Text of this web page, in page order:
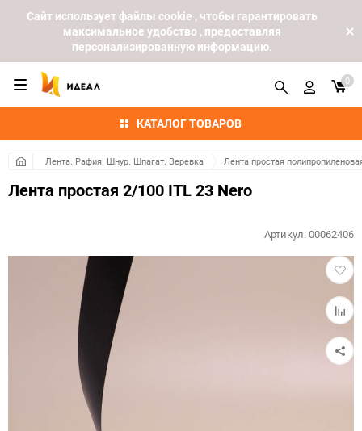
Cайт использует файлы cookie , чтобы гарантировать
максимальное удобство , предоставляя
персонализированную информацию.
КАТАЛОГ ТОВАРОВ
0
Лента. Рафия. Шнур. Шпагат. Веревка Лента простая
Лента простая 2/100 ITL 23 Nero
в
к
Артикул:00062406